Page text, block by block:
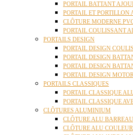
PORTAIL BATTANT
PORTAIL ET
CLÔTURE MODERNE
PORTAIL COULISSANT
PORTAILS DESIGN
PORTAIL DESIGN
PORTAIL DESIGN
PORTAIL DESIGN
PORTAIL DESIGN
PORTAILS CLASSIQUES
PORTAIL CLASSIQUE
PORTAIL CLASSIQUE
CLÔTURES ALUMINIUM
CLÔTURE ALU
CLÔTURE ALU COULEUR